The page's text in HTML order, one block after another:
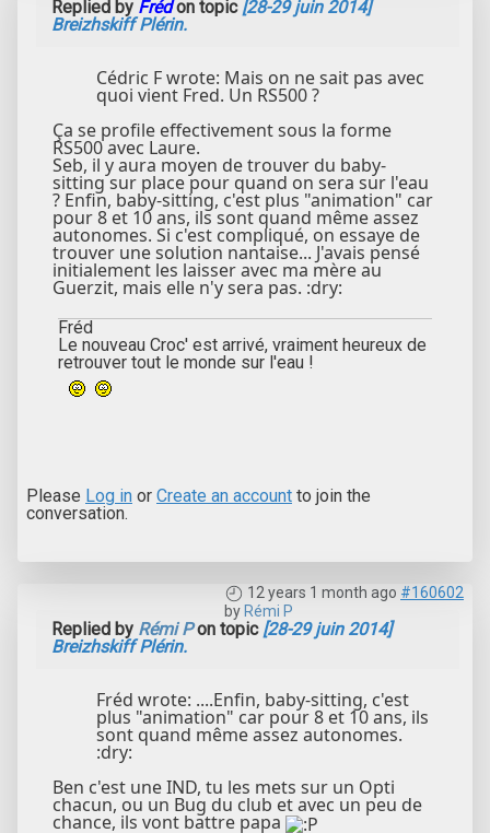
Replied by Frédon topic [28-29 juin 2014]
Breizhskiff Plérin.
Cédric F wrote: Mais on ne sait pas avec
quoi vient Fred. Un RS500 ?
Ça se profile effectivement sous la forme
RS500 avec Laure.
Seb, il y aura moyen de trouver du baby-
sitting sur place pour quand on sera sur l'eau
? Enfin, baby-sitting, c'est plus "animation" car
pour 8 et 10 ans, ils sont quand même assez
autonomes. Si c'est compliqué, on essaye de
trouver une solution nantaise... J'avais pensé
initialement les laisser avec ma mère au
Guerzit, mais elle n'y sera pas. :dry:
Fréd
Le nouveau Croc' est arrivé, vraiment heureux de
retrouver tout le monde sur l'eau !
Please Log in or Create an account to join the
conversation.
12 years 1 month ago #160602
by Rémi P
Replied by Rémi Pon topic [28-29 juin 2014]
Breizhskiff Plérin.
Fréd wrote: ....Enfin, baby-sitting, c'est
plus "animation" car pour 8 et 10 ans, ils
sont quand même assez autonomes.
:dry:
Ben c'est une IND, tu les mets sur un Opti
chacun, ou un Bug du club et avec un peu de
chance, ils vont battre papa